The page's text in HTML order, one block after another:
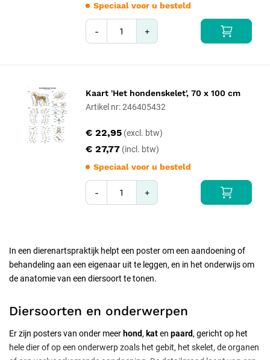
Speciaal voor u besteld
- +
Kaart 'Het hondenskelet', 70 x 100 cm
Artikel nr: 246405432
€ 27,77
€ 22,95
Speciaal voor u besteld
- +
In een dierenartspraktijk helpt een poster om een aandoening of
behandeling aan een eigenaar uit te leggen, en in het onderwijs om
de anatomie van een diersoort te tonen.
Diersoorten en onderwerpen
Er zijn posters van onder meer hond, katen paard, gericht op het
hele dier of op een onderwerp zoals het gebit, het skelet, de organen